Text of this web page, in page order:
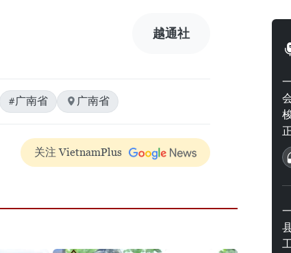
越通社
#广南省 广南省
关注 VietnamPlus